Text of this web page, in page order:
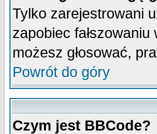
Tylko zarejestrowani
zapobiec
możesz głosować,
Powrót do góry
Czym jest BBCode?